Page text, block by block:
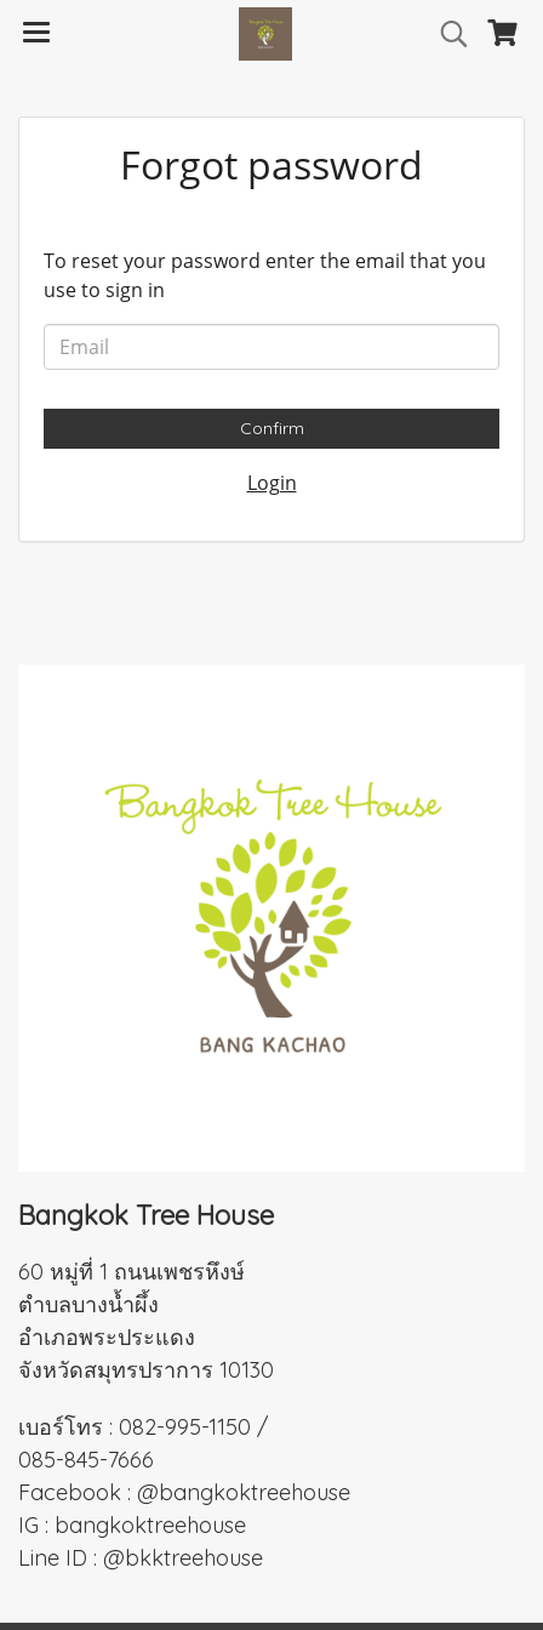
Forgot password
To reset your password enter the email that you
use to sign in
Confirm
Login
Bangkok Tree House
60 หมู่ที่ 1 ถนนเพชรหึงษ์
ตำบลบางน้ำผึ้ง
อำเภอพระประแดง
จังหวัดสมุทรปราการ 10130
เบอร์โทร : 082-995-1150 /
085-845-7666
Facebook : @bangkoktreehouse
IG : bangkoktreehouse
Line ID : @bkktreehouse